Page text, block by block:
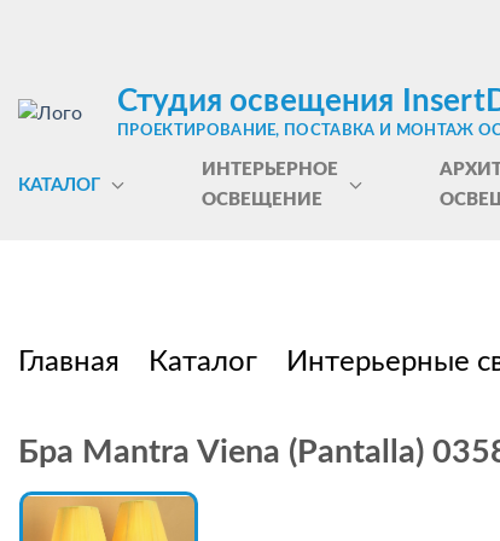
Студия освещения
ПРОЕКТИРОВАНИЕ, ПОСТАВКА И МОНТАЖ
КАТАЛОГ
ИНТЕРЬЕРНОЕ
ОСВЕЩЕНИЕ
Главная Каталог Интерьерные
Бра Mantra Viena (Pantalla)